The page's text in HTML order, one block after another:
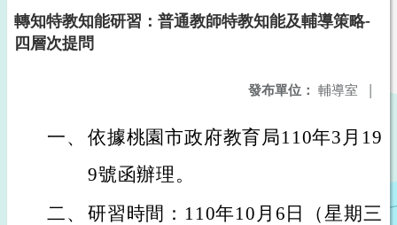
轉知特教知能研習：普通教師特教知能及輔導策略-
四層次提問
發布單位： 輔導室 |
一、 依據桃園市政府教育局110年3月19
9號函辦理。
二、 研習時間：110年10月6日（星期三